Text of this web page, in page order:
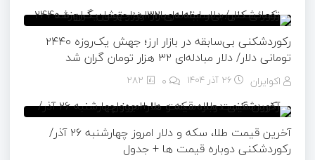
رکوردشکنی بی‌سابقه در بازار ارز؛ جهش یک‌روزه ۲۴۴۰
تومانی دلار/ دلار مبادله‌ای ۳۲ هزار تومان گران شد
اکوایران 26 آذر 1404 282
آخرین قیمت طلا، سکه و دلار امروز چهارشنبه ۲۶ آذر/
رکوردشکنی دوباره قیمت ها + جدول